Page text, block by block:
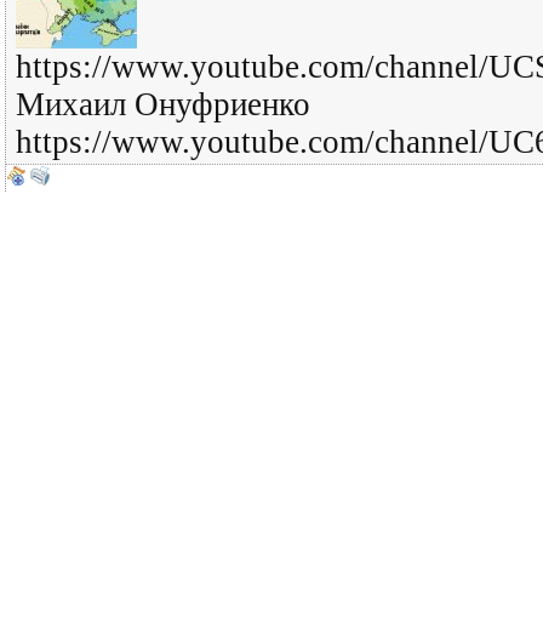
https://www.youtube.com/channel/
Михаил Онуфриенко
https://www.youtube.com/channel/